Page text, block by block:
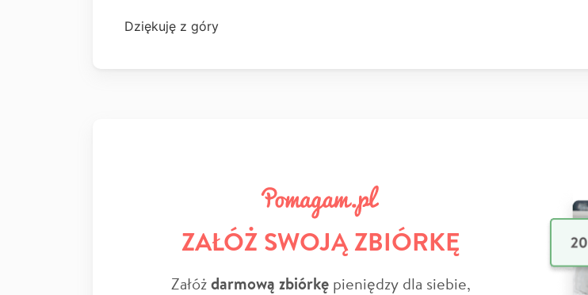
Dziękuję z góry
ZAŁÓŻ SWOJĄ ZBIÓRKĘ
Załóżdarmową zbiórkępieniędzy dla siebie,